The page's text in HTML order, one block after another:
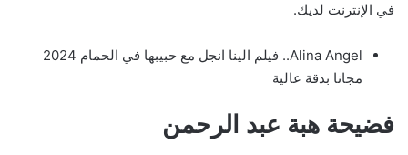
في الإنترنت لديك.
Alina Angel.. فيلم الينا انجل مع حبيبها في الحمام 2024
مجانا بدقة عالية
فضيحة هبة عبد الرحمن